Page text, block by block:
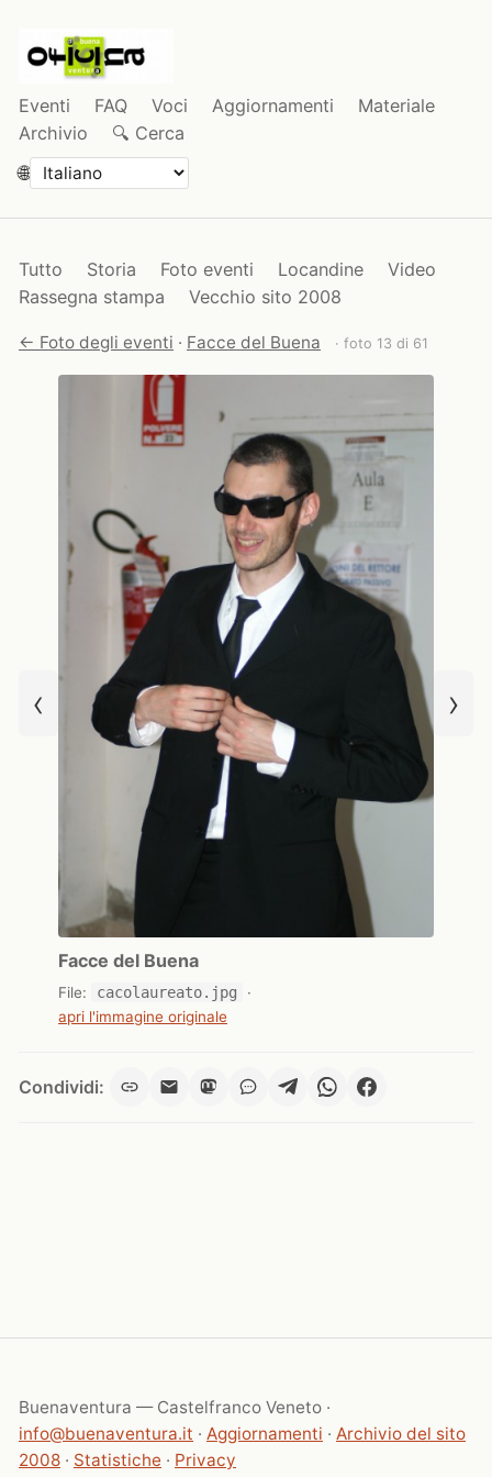
Eventi FAQ Voci Aggiornamenti
Materiale
Archivio
🔍 Cerca
🌐
Tutto Storia Foto eventi Locandine
Video
Rassegna stampa
Vecchio sito 2008
← Foto degli eventi · Facce del Buena · foto 13 di 61
‹
Facce del Buena
File: cacolaureato.jpg
·
apri l'immagine originale
›
Condividi:
Buenaventura — Castelfranco Veneto ·
info@buenaventura.it · Aggiornamenti · Archivio del sito
2008 · Statistiche · Privacy